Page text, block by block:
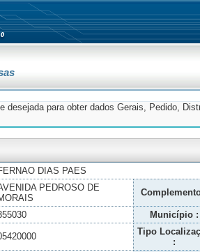
desejada para obter dados Gerais, Pedido,
DIAS PAES
PEDROSO DE
Município :
Tipo
: